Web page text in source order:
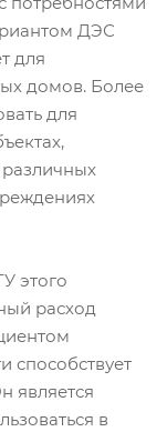
ДЭС
для
домов. Более
для
этого
расход
способствует
является
в